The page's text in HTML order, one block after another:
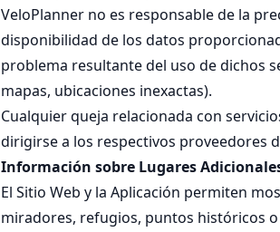
VeloPlanner no es responsable de la
disponibilidad de los datos
problema resultante del uso de dichos
mapas, ubicaciones inexactas).
Cualquier queja relacionada con
dirigirse a los respectivos proveedores
Información sobre Lugares
El Sitio Web y la Aplicación permiten
miradores, refugios, puntos históricos